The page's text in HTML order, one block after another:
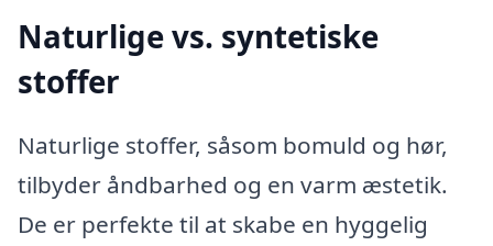
Naturlige vs. syntetiske
stoffer
Naturlige stoffer, såsom bomuld og hør,
tilbyder åndbarhed og en varm æstetik.
De er perfekte til at skabe en hyggelig